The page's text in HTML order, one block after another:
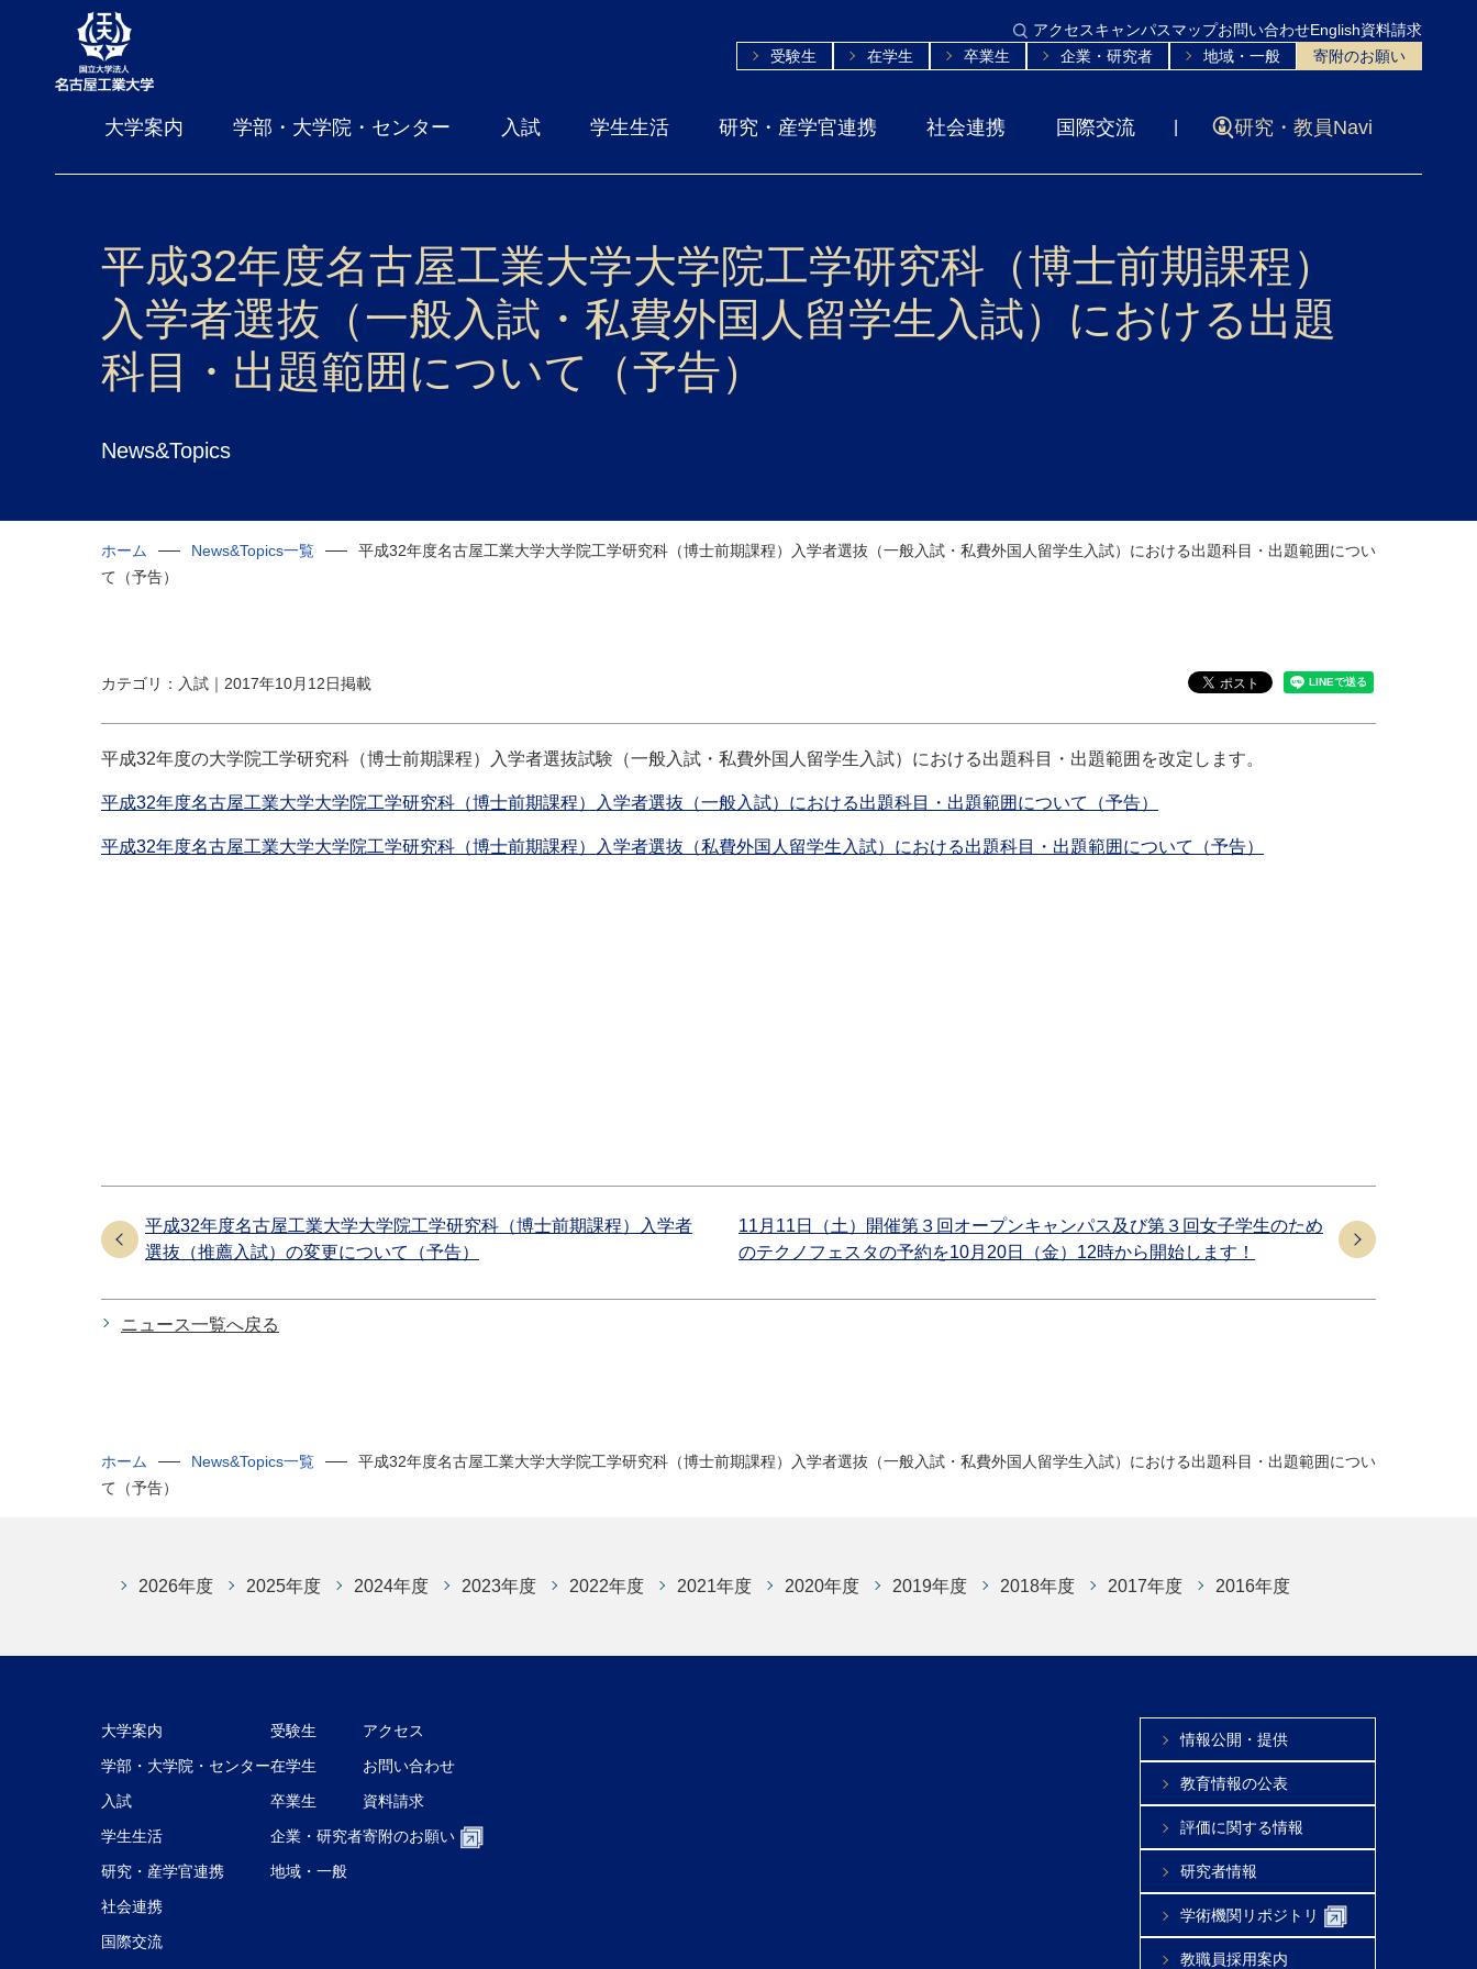
アクセスキャンパスマップお問い合わせEnglish資料請求
受験生
在学生 卒業生 企業・研究者 地域・一般 寄附のお願い
大学案内 学部・大学院・センター 入試 学生生活 研究・産学官連携 社会連携 国際交流 研究・教員Navi
平成32年度名古屋工業大学大学院工学研究科（博士前期課程）
入学者選抜（一般入試・私費外国人留学生入試）における出題
科目・出題範囲について（予告）
News&Topics
ホーム News&Topics一覧
平成32年度名古屋工業大学大学院工学研究科（博士前期課程）入学者選抜（一般入試・私費外国人留学生入試）における出題科目・出題範囲につい
て（予告）
カテゴリ：入試｜2017年10月12日掲載
平成32年度の大学院工学研究科（博士前期課程）入学者選抜試験（一般入試・私費外国人留学生入試）における出題科目・出題範囲を改定します。
平成32年度名古屋工業大学大学院工学研究科（博士前期課程）入学者選抜（一般入試）における出題科目・出題範囲について（予告）
平成32年度名古屋工業大学大学院工学研究科（博士前期課程）入学者選抜（私費外国人留学生入試）における出題科目・出題範囲について（予告）
平成32年度名古屋工業大学大学院工学研究科（博士前期課程）入学者
選抜（推薦入試）の変更について（予告）
11月11日（土）開催第３回オープンキャンパス及び第３回女子学生のため
のテクノフェスタの予約を10月20日（金）12時から開始します！
ニュース一覧へ戻る
ホーム News&Topics一覧
平成32年度名古屋工業大学大学院工学研究科（博士前期課程）入学者選抜（一般入試・私費外国人留学生入試）における出題科目・出題範囲につい
て（予告）
2026年度 2025年度 2024年度 2023年度 2022年度 2021年度 2020年度 2019年度 2018年度 2017年度 2016年度
大学案内
学部・大学院・センター
入試
学生生活
研究・産学官連携
社会連携
国際交流
受験生
在学生
卒業生
企業・研究者
地域・一般
アクセス
お問い合わせ
資料請求
寄附のお願い
情報公開・提供
教育情報の公表
評価に関する情報
研究者情報
学術機関リポジトリ
教職員採用案内